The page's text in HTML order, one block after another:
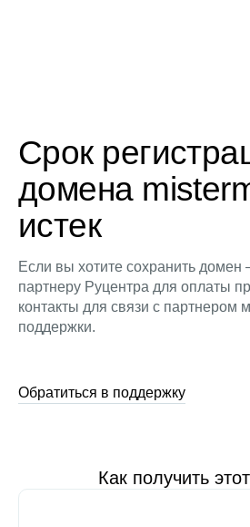
Срок
домена
истек
Если вы хотите сохранить домен
партнеру Руцентра для оплаты
контакты для связи с партнером
поддержки.
Обратиться в поддержку
Как получить